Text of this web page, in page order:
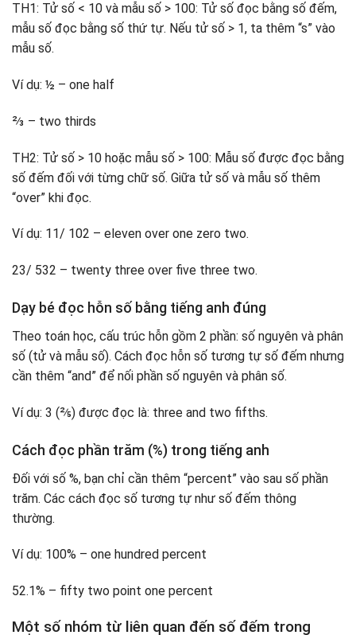
TH1: Tử số < 10 và mẫu số > 100: Tử số đọc bằng số đếm,
mẫu số đọc bằng số thứ tự. Nếu tử số > 1, ta thêm “s” vào
mẫu số.
Ví dụ: ½ – one half
⅔ – two thirds
TH2: Tử số > 10 hoặc mẫu số > 100: Mẫu số được đọc bằng
số đếm đối với từng chữ số. Giữa tử số và mẫu số thêm
“over” khi đọc.
Ví dụ: 11/ 102 – eleven over one zero two.
23/ 532 – twenty three over five three two.
Dạy bé đọc hỗn số bằng tiếng anh đúng
Theo toán học, cấu trúc hỗn gồm 2 phần: số nguyên và phân
số (tử và mẫu số). Cách đọc hỗn số tương tự số đếm nhưng
cần thêm “and” để nối phần số nguyên và phân số.
Ví dụ: 3 (⅖) được đọc là: three and two fifths.
Cách đọc phần trăm (%) trong tiếng anh
Đối với số %, bạn chỉ cần thêm “percent” vào sau số phần
trăm. Các cách đọc số tương tự như số đếm thông
thường.
Ví dụ: 100% – one hundred percent
52.1% – fifty two point one percent
Một số nhóm từ liên quan đến số đếm trong